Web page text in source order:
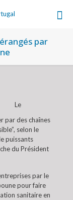
par
Le
par des chaînes
selon le
puissants
du Président
par le
pour faire
sanitaire en